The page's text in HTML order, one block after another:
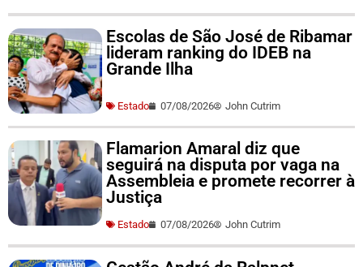
Escolas de São José de Ribamar
lideram ranking do IDEB na
Grande Ilha
Estado 07/08/2026 John Cutrim
Flamarion Amaral diz que
seguirá na disputa por vaga na
Assembleia e promete recorrer à
Justiça
Estado 07/08/2026 John Cutrim